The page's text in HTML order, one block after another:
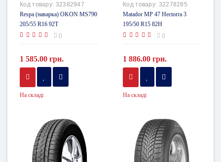
Код товару: 32382947
Respa (наварка) OKON MS790
205/55 R16 92T
0
1 585.00 грн.
На складі
Код товару: 32278285
Matador MP 47 Hectorra 3
195/50 R15 82H
0
1 886.00 грн.
На складі